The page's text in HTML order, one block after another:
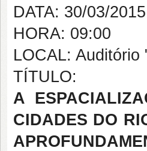
DATA: 30/03/2015
HORA: 09:00
LOCAL:
TÍTULO:
A
CIDADES DO